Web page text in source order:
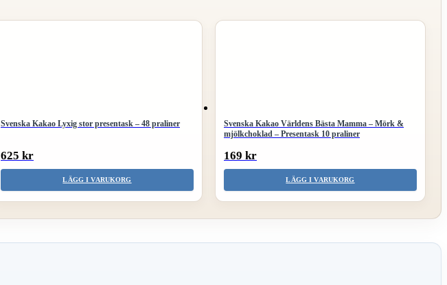
Svenska Kakao Lyxig stor presentask – 48 praliner
625 kr
LÄGG I VARUKORG
Svenska Kakao Världens Bästa Mamma – Mörk &
mjölkchoklad – Presentask 10 praliner
169 kr
LÄGG I VARUKORG